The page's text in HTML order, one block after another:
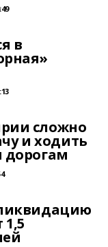
в
сложно
и ходить
дорогам